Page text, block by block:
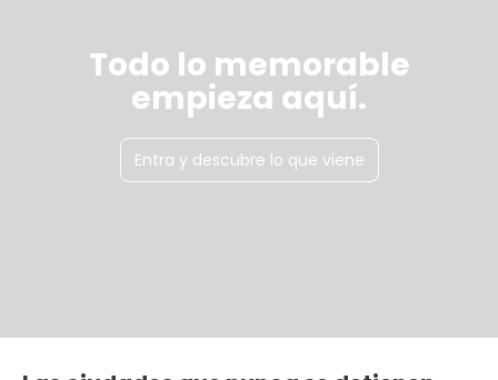
Todo lo memorable
empieza aquí.
Entra y descubre lo que viene